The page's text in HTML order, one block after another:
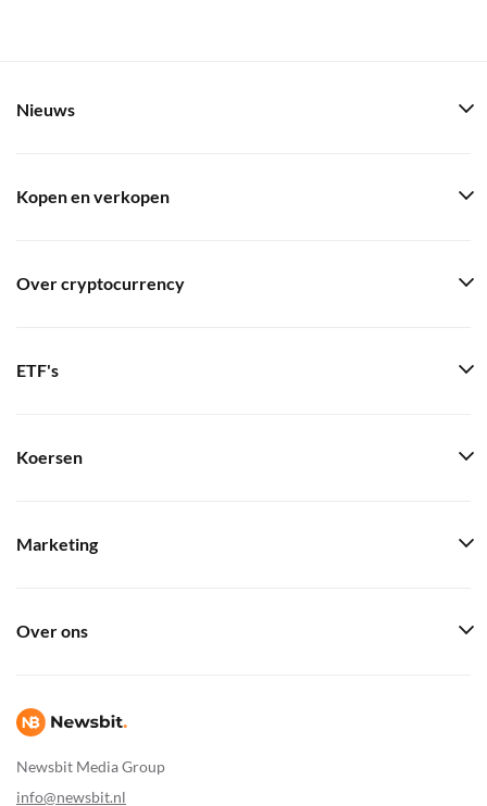
Newsbit Media Group
info@newsbit.nl
Nieuws
Kopen en verkopen
Over cryptocurrency
ETF's
Koersen
Marketing
Over ons